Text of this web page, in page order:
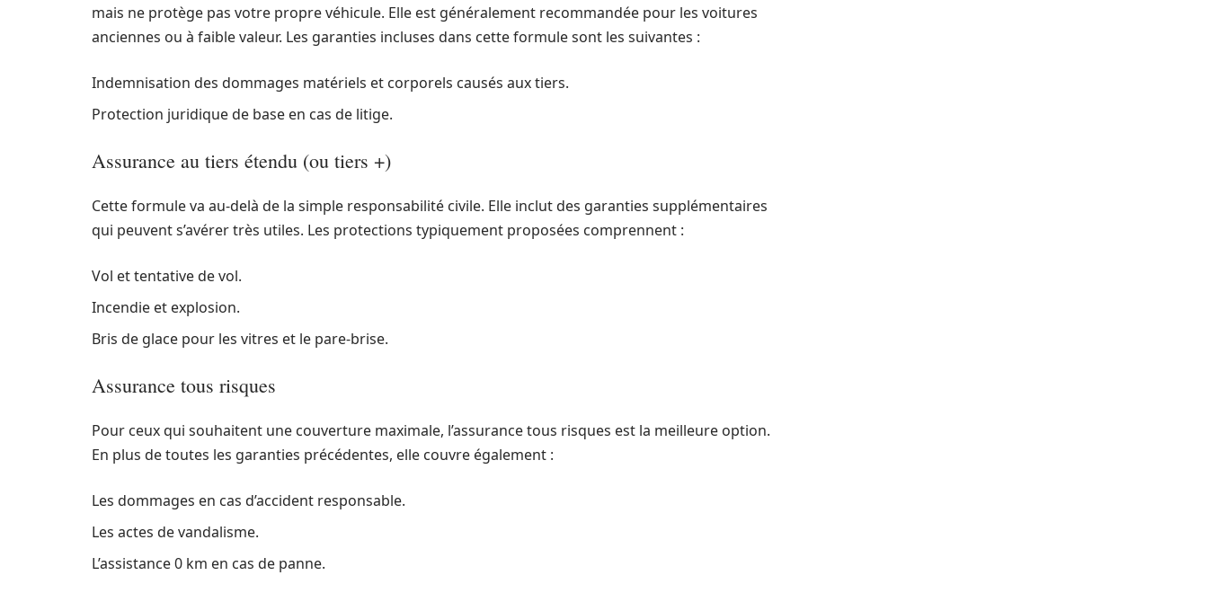
mais ne protège pas votre propre véhicule. Elle est généralement recommandée pour les voitures
anciennes ou à faible valeur. Les garanties incluses dans cette formule sont les suivantes :
Indemnisation des dommages matériels et corporels causés aux tiers.
Protection juridique de base en cas de litige.
Assurance au tiers étendu (ou tiers +)
Cette formule va au-delà de la simple responsabilité civile. Elle inclut des garanties supplémentaires
qui peuvent s’avérer très utiles. Les protections typiquement proposées comprennent :
Vol et tentative de vol.
Incendie et explosion.
Bris de glace pour les vitres et le pare-brise.
Assurance tous risques
Pour ceux qui souhaitent une couverture maximale, l’assurance tous risques est la meilleure option.
En plus de toutes les garanties précédentes, elle couvre également :
Les dommages en cas d’accident responsable.
Les actes de vandalisme.
L’assistance 0 km en cas de panne.